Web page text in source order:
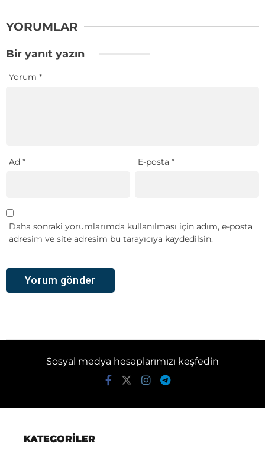
YORUMLAR
Bir yanıt yazın
Yorum *
Ad * E-posta*
Daha sonraki yorumlarımda kullanılması için adım, e-posta
adresim ve site adresim bu tarayıcıya kaydedilsin.
Sosyal medya hesaplarımızı keşfedin
KATEGORİLER